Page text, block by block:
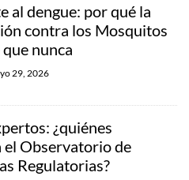
al dengue: por qué la
contra los Mosquitos
nunca
29, 2026
¿quiénes
Observatorio de
Regulatorias?